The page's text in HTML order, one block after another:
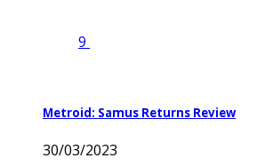
9
Metroid: Samus Returns Review
30/03/2023